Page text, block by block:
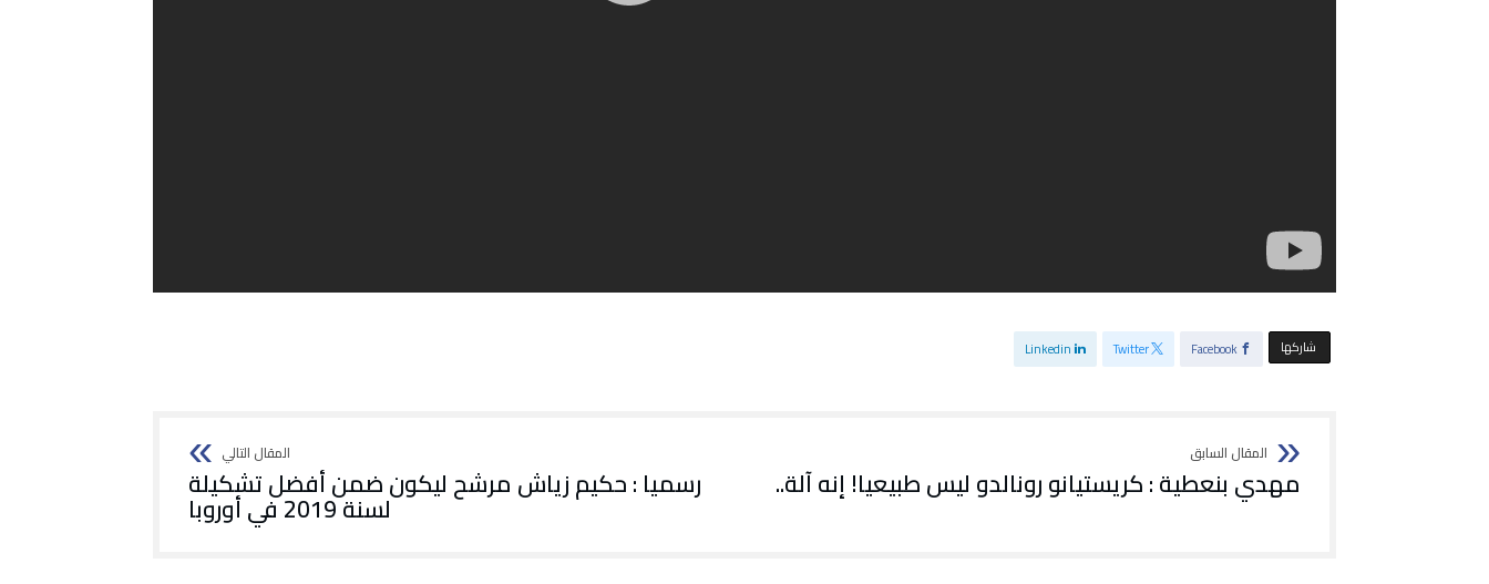
‫‫ شاركها‬ Facebook
Twitter
Linkedin
مهدي بنعطية : كريستيانو رونالدو ليس طبيعيا! إنه آلة.. رسميا : حكيم زياش مرشح ليكون ضمن أفضل تشكيلة
لسنة 2019 في أوروبا